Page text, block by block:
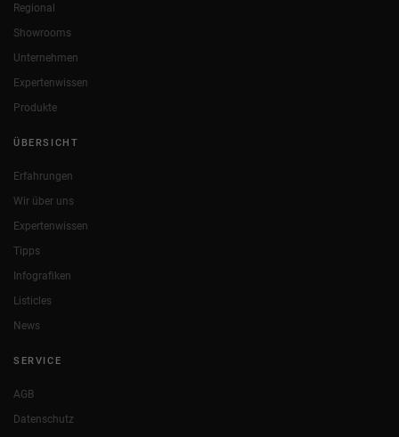
Regional
Showrooms
Unternehmen
Expertenwissen
Produkte
ÜBERSICHT
Erfahrungen
Wir über uns
Expertenwissen
Tipps
Infografiken
Listicles
News
SERVICE
AGB
Datenschutz